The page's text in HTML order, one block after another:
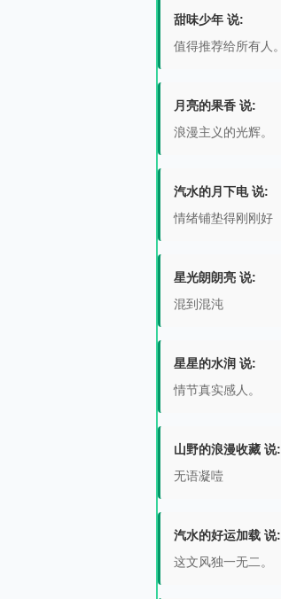
甜味少年 说:
值得推荐给所有人。
月亮的果香 说:
浪漫主义的光辉。
汽水的月下电 说:
情绪铺垫得刚刚好
星光朗朗亮 说:
混到混沌
星星的水润 说:
情节真实感人。
山野的浪漫收藏 说:
无语凝噎
汽水的好运加载 说:
这文风独一无二。